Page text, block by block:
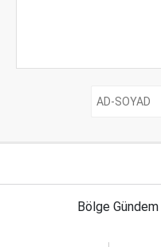
Bölge